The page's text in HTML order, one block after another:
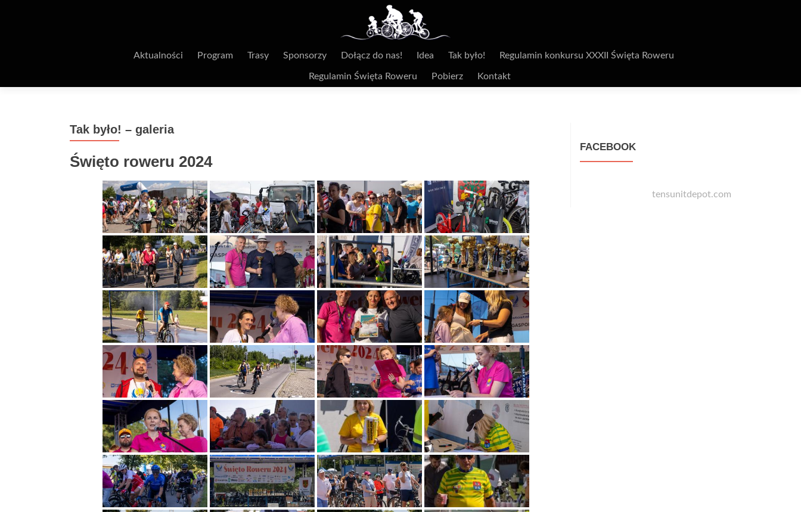
Aktualności Program Trasy Sponsorzy Dołącz do nas! Idea Tak było! Regulamin konkursu XXXII Święta Roweru
Regulamin Święta Roweru Pobierz Kontakt
Tak było! – galeria
Święto roweru 2024
FACEBOOK
tensunitdepot.com